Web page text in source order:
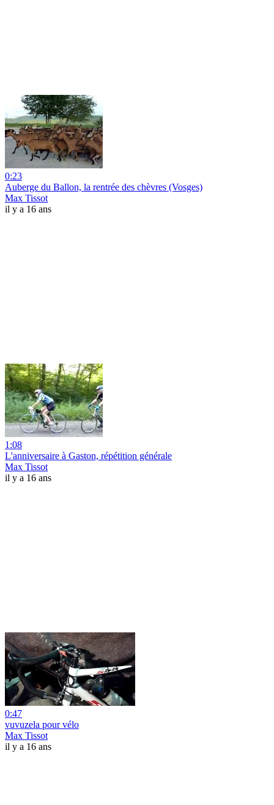
0:23
Auberge du Ballon, la rentrée des chèvres (Vosges)
Max Tissot
il y a 16 ans
1:08
L'anniversaire à Gaston, répétition générale
Max Tissot
il y a 16 ans
0:47
vuvuzela pour vélo
Max Tissot
il y a 16 ans